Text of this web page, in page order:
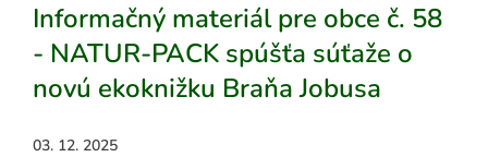
Informačný materiál pre obce č. 58
- NATUR-PACK spúšťa súťaže o
novú ekoknižku Braňa Jobusa
03. 12. 2025